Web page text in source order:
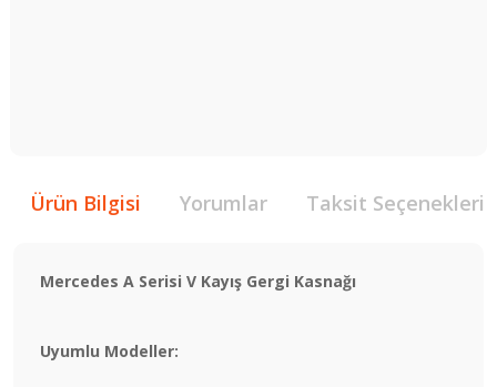
Ürün Bilgisi Yorumlar Taksit Seçenekleri
Mercedes A Serisi V Kayış Gergi Kasnağı
Uyumlu Modeller: